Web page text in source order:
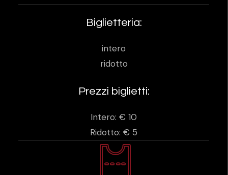
Biglietteria:
intero
ridotto
Prezzi biglietti:
Intero: € 10
Ridotto: € 5